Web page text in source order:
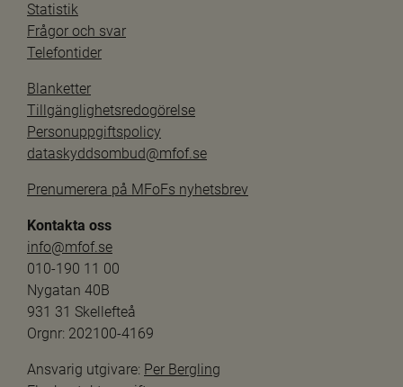
Statistik
Frågor och svar
Telefontider
Blanketter
Tillgänglighetsredogörelse
Personuppgiftspolicy
dataskyddsombud@mfof.se
Prenumerera på MFoFs nyhetsbrev
Kontakta oss
info@mfof.se
010-190 11 00
Nygatan 40B
931 31 Skellefteå
Orgnr: 202100-4169
Ansvarig utgivare: Per Bergling